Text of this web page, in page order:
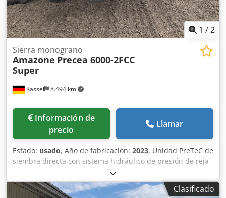
1 /2
Kassel 8.494 km
Sierra monograno
Amazone Precea 6000-2FCC
Super
Información de
precio
Llamar
Estado: usado, Año de fabricación: 2023, Unidad PreTeC de
siembra directa con sistema hidráulico de presión de reja
SmartForce, cabezal distribuidor para / depósito frontal,
control de máquina ISOBUS, depósito frontal acoplable
FTender 2200 / tapa de depósito, sinfín de llenadoClasificado